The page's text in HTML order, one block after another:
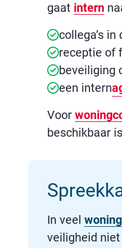
gaat intern
collega’s
receptie of
beveiliging
een intern
Voor
beschikbaar
In veel
veiligheid